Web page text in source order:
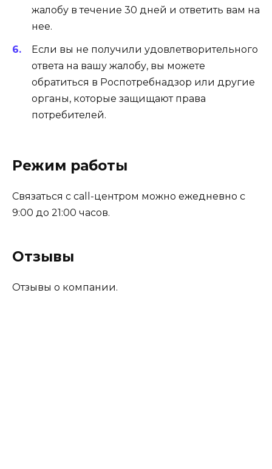
жалобу в течение 30 дней и ответить вам на
нее.
Если вы не получили удовлетворительного
ответа на вашу жалобу, вы можете
обратиться в Роспотребнадзор или другие
органы, которые защищают права
потребителей.
Режим работы
Связаться с call-центром можно ежедневно с
9:00 до 21:00 часов.
Отзывы
Отзывы о компании.